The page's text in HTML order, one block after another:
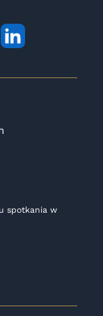
spotkania w